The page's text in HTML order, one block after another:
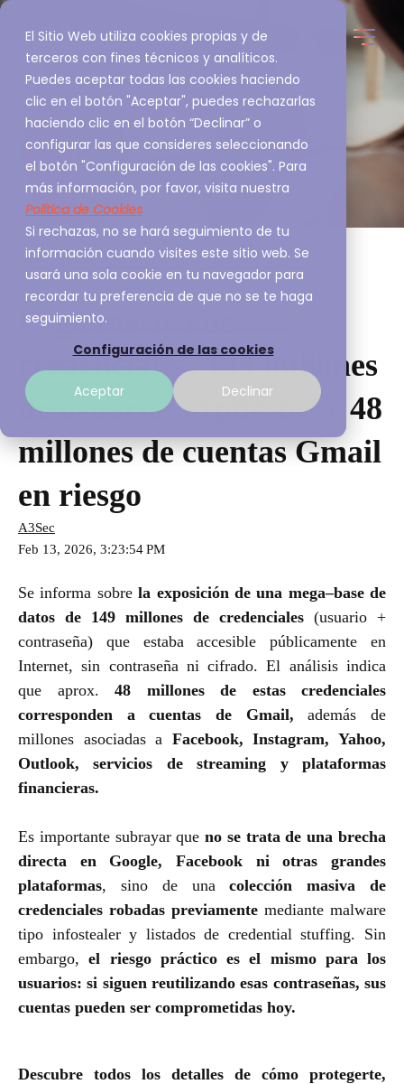
El Sitio Web utiliza cookies propias y de
terceros con fines técnicos y analíticos.
Puedes aceptar todas las cookies haciendo
clic en el botón "Aceptar", puedes rechazarlas
haciendo clic en el botón “Declinar” o
configurar las que consideres seleccionando
el botón "Configuración de las cookies". Para
más información, por favor, visita nuestra
Política de Cookies
Si rechazas, no se hará seguimiento de tu
información cuando visites este sitio web. Se
usará una sola cookie en tu navegador para
recordar tu preferencia de que no se te haga
seguimiento.
Configuración de las cookies
Aceptar Declinar
Fuga masiva de
credenciales: 149 millones
de usuarios expuestos y 48
millones de cuentas Gmail
en riesgo
A3Sec
Feb 13, 2026, 3:23:54 PM
Se informa sobrela exposición de una mega–base de
datos de 149 millones de credenciales (usuario +
contraseña) que estaba accesible públicamente en
Internet, sin contraseña ni cifrado. El análisis indica
que aprox. 48 millones de estas credenciales
corresponden a cuentas de Gmail, además de
millones asociadas a Facebook, Instagram, Yahoo,
Outlook, servicios de streaming y plataformas
financieras.
Es importante subrayar queno se trata de una brecha
directa en Google, Facebook ni otras grandes
plataformas, sino de unacolección masiva de
credenciales robadas previamente mediante malware
tipo infostealer y listados de credential stuffing. Sin
embargo,el riesgo práctico es el mismo para los
usuarios: si siguen reutilizando esas contraseñas, sus
cuentas pueden ser comprometidas hoy.
Descubre todos los detalles de cómo protegerte,